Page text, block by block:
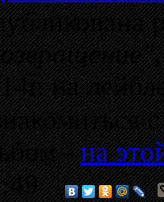
на
-на